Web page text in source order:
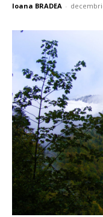
Ioana BRADEA -